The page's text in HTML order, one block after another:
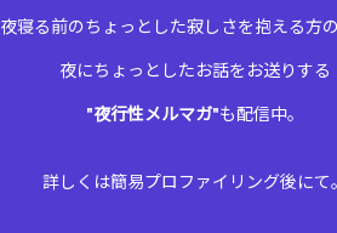
夜寝る前のちょっとした寂しさを抱える方
夜にちょっとしたお話をお送りする
"夜行性メルマガ"も配信中。
詳しくは簡易プロファイリング後にて